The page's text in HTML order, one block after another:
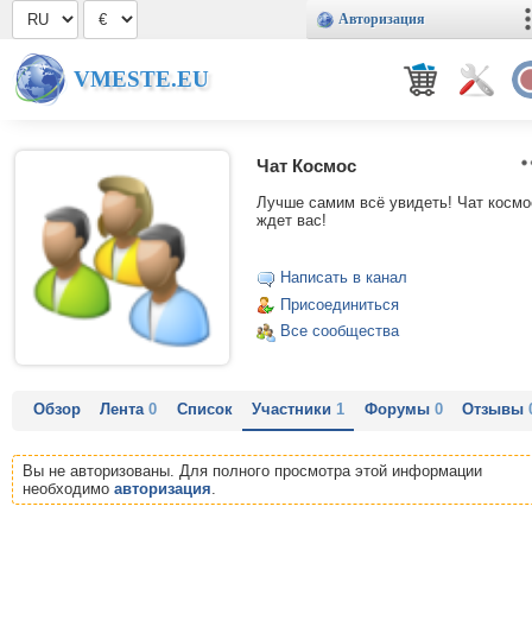
Авторизация
VMESTE.EU
Чат Космос
Лучше самим всё увидеть! Чат
ждет вас!
Написать в канал
Присоединиться
Все сообщества
Обзор Лента0 Список Участники1 Форумы 0 Отзывы
Вы не авторизованы. Для полного просмотра этой информации
необходимо авторизация.